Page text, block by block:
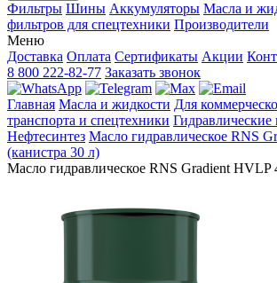
Фильтры Шины Аккумуляторы Масла и
фильтров для спецтехники Производители
Меню
Доставка Оплата Сертификаты Акции
8 800 222-82-77 Заказать звонок
Главная Масла и жидкости Для
транспорта и спецтехники Гидравлические
Нефтесинтез Масло гидравлическое RNS
(канистра 30 л)
Масло гидравлическое RNS Gradient HVLP